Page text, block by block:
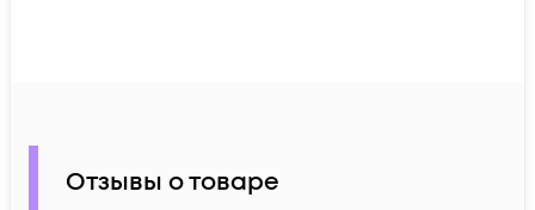
Отзывы о товаре